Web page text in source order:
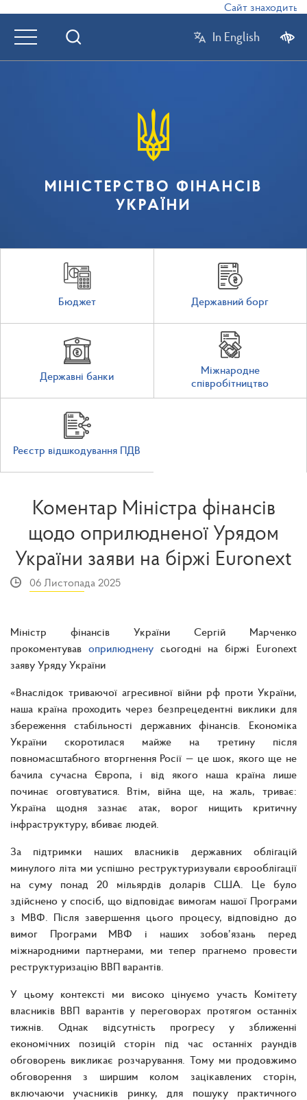
Сайт
In English
МІНІСТЕРСТВО ФІНАНСІВ
УКРАЇНИ
Бюджет Державний борг
Державні банки
Міжнародне
співробітництво
Реєстр відшкодування ПДВ
Коментар Міністра фінансів
щодо оприлюдненої Урядом
України заяви на біржі Euronext
06 Листопада 2025
Міністр фінансів України Сергій Марченко
прокоментував оприлюднену сьогодні на біржі Euronext
заяву Уряду України
«Внаслідок триваючої агресивної війни рф проти України,
наша країна проходить через безпрецедентні виклики для
збереження стабільності державних фінансів. Економіка
України скоротилася майже на третину після
повномасштабного вторгнення Росії — це шок, якого ще не
бачила сучасна Європа, і від якого наша країна лише
починає оговтуватися. Втім, війна ще, на жаль, триває:
Україна щодня зазнає атак, ворог нищить критичну
інфраструктуру, вбиває людей.
За підтримки наших власників державних облігацій
минулого літа ми успішно реструктуризували єврооблігації
на суму понад 20 мільярдів доларів США. Це було
здійснено у спосіб, що відповідає вимогам нашої Програми
з МВФ. Після завершення цього процесу, відповідно до
вимог Програми МВФ і наших зобов’язань перед
міжнародними партнерами, ми тепер прагнемо провести
реструктуризацію ВВП варантів.
У цьому контексті ми високо цінуємо участь Комітету
власників ВВП варантів у переговорах протягом останніх
тижнів. Однак відсутність прогресу у зближенні
економічних позицій сторін під час останніх раундів
обговорень викликає розчарування. Тому ми продовжимо
обговорення з ширшим колом зацікавлених сторін,
включаючи учасників ринку, для пошуку практичного